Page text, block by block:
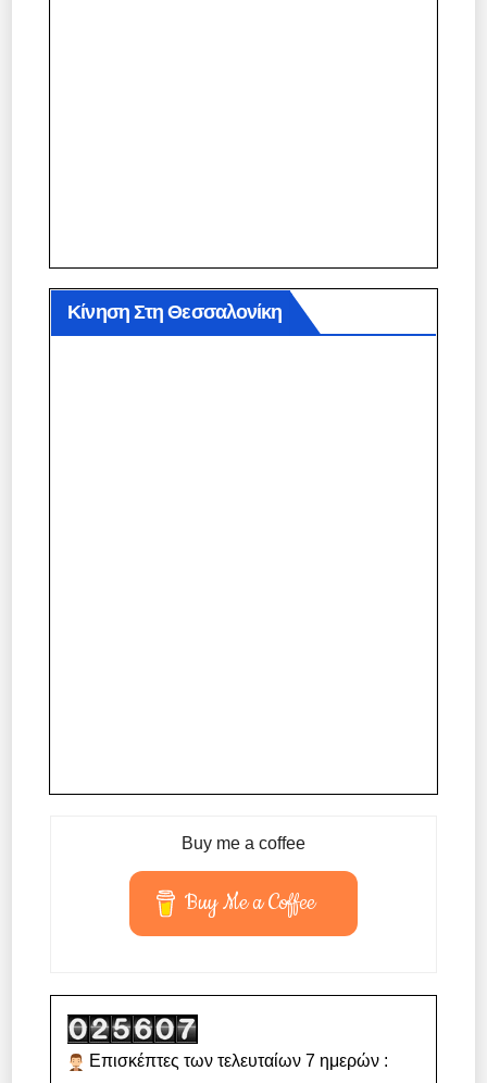
Κίνηση Στη Θεσσαλονίκη
Buy me a coffee
Buy Me a Coffee
Επισκέπτες των τελευταίων 7 ημερών :